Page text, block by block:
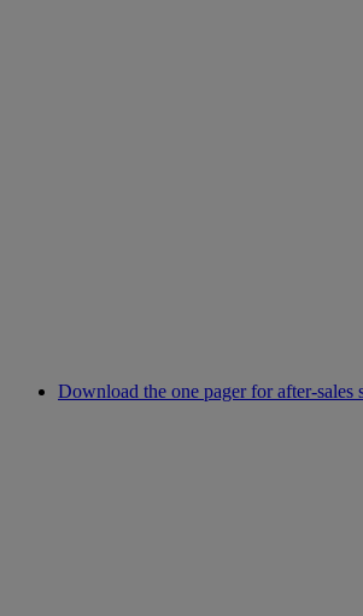
Download the one pager for after-sales